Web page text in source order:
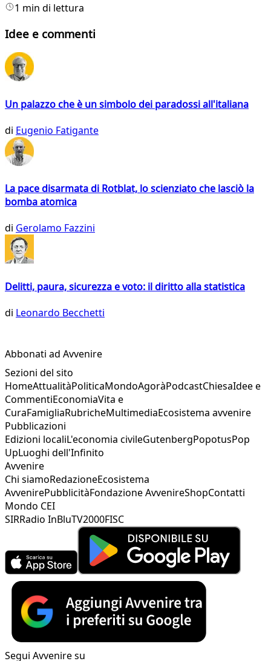
1 min di lettura
Idee e commenti
Un palazzo che è un simbolo dei paradossi all'italiana
di Eugenio Fatigante
La pace disarmata di Rotblat, lo scienziato che lasciò la
bomba atomica
di Gerolamo Fazzini
Delitti, paura, sicurezza e voto: il diritto alla statistica
di Leonardo Becchetti
Abbonati ad Avvenire
Sezioni del sito
HomeAttualitàPoliticaMondoAgoràPodcastChiesaIdee e
CommentiEconomiaVita e
CuraFamigliaRubricheMultimediaEcosistema avvenire
Pubblicazioni
Edizioni localiL'economia civileGutenbergPopotusPop
UpLuoghi dell'Infinito
Avvenire
Chi siamoRedazioneEcosistema
AvvenirePubblicitàFondazione AvvenireShopContatti
Mondo CEI
SIRRadio InBluTV2000FISC
Segui Avvenire su